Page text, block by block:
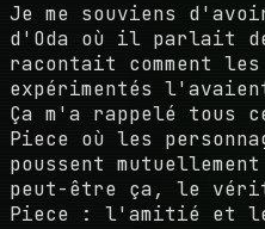
Je me souviens
d'Oda où il parlait
racontait comment les
expérimentés
Ça m'a rappelé tous
Piece où les
poussent
peut-être ça, le
Piece : l'amitié et